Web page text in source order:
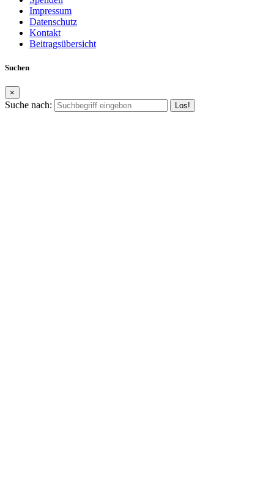
Impressum
Datenschutz
Kontakt
Beitragsübersicht
Suchen
×
Suche nach: